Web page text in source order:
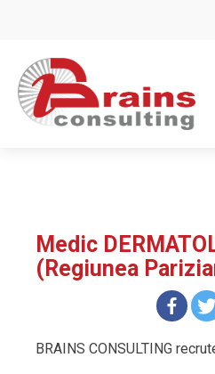
Medic
(Regiunea
BRAINS CONSULTING